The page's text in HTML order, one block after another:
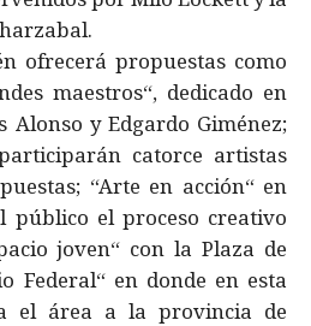
ofrecerá propuestas como
maestros“, dedicado en
Alonso y Edgardo Giménez;
catorce artistas
“Arte en acción“ en
público el proceso creativo
joven“ con la Plaza de
Federal“ en donde en esta
el área a la provincia de